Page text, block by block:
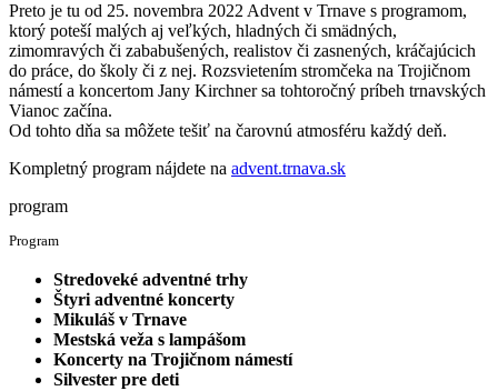
Preto je tu od 25. novembra 2022 Advent v Trnave s programom,
ktorý poteší malých aj veľkých, hladných či smädných,
zimomravých či zababušených, realistov či zasnených, kráčajúcich
do práce, do školy či z nej. Rozsvietením stromčeka na Trojičnom
námestí a koncertom Jany Kirchner sa tohtoročný príbeh trnavských
Vianoc začína.
Od tohto dňa sa môžete tešiť na čarovnú atmosféru každý deň.
Kompletný program nájdete na advent.trnava.sk
program
Program
Stredoveké adventné trhy
Štyri adventné koncerty
Mikuláš v Trnave
Mestská veža s lampášom
Koncerty na Trojičnom námestí
Silvester pre deti